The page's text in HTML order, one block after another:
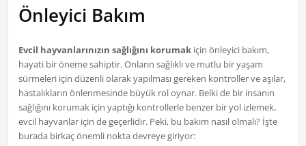
Önleyici Bakım
Evcil hayvanlarınızın sağlığını korumakiçin önleyici bakım,
hayati bir öneme sahiptir. Onların sağlıklı ve mutlu bir yaşam
sürmeleri için düzenli olarak yapılması gereken kontroller ve aşılar,
hastalıkların önlenmesinde büyük rol oynar. Belki de bir insanın
sağlığını korumak için yaptığı kontrollerle benzer bir yol izlemek,
evcil hayvanlar için de geçerlidir. Peki, bu bakım nasıl olmalı? İşte
burada birkaç önemli nokta devreye giriyor: